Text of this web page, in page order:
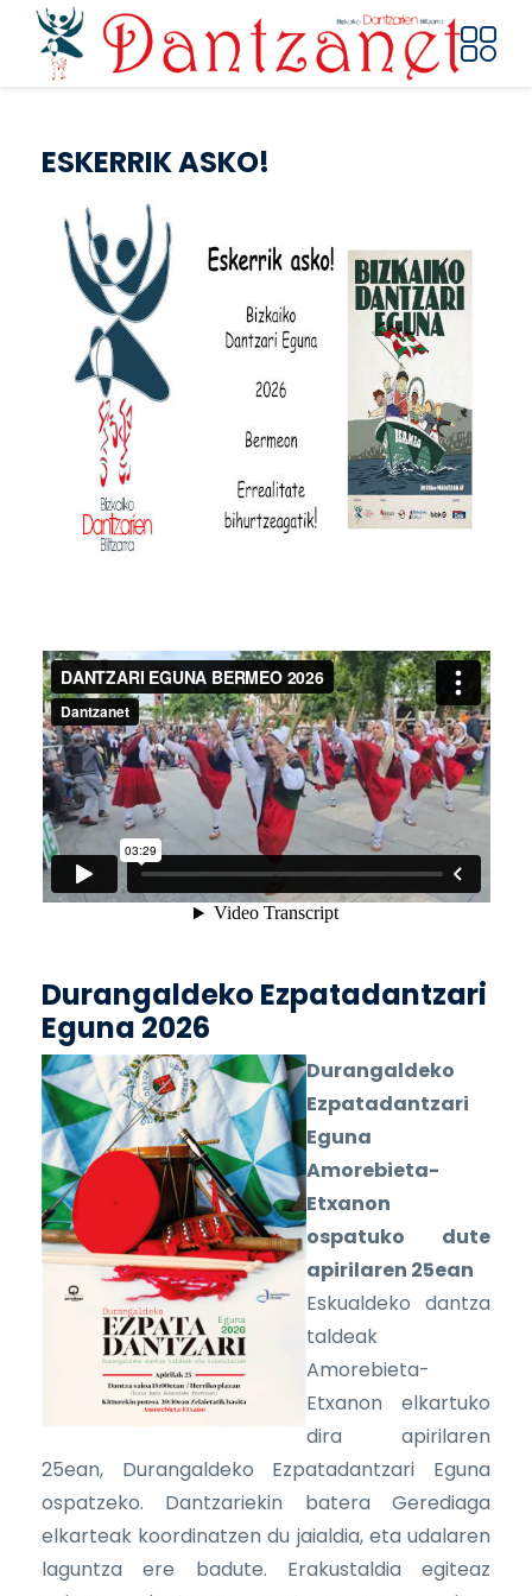
Skip to main content
ESKERRIK ASKO!
Durangaldeko Ezpatadantzari
Eguna 2026
Durangaldeko
Ezpatadantzari
Eguna
Amorebieta-
Etxanon
ospatuko dute
apirilaren 25ean
Eskualdeko dantza
taldeak
Amorebieta-
Etxanon elkartuko
dira apirilaren
25ean, Durangaldeko Ezpatadantzari Eguna
ospatzeko. Dantzariekin batera Gerediaga
elkarteak koordinatzen du jaialdia, eta udalaren
laguntza ere badute. Erakustaldia egiteaz